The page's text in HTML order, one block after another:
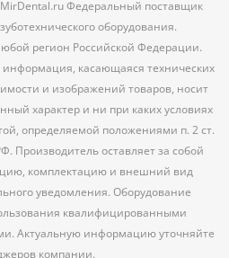
Федеральный поставщик
оборудования.
регион Российской Федерации.
информация, касающаяся технических
и изображений товаров, носит
характер и ни при каких условиях
определяемой положениями п. 2 ст.
Производитель оставляет за собой
комплектацию и внешний вид
уведомления. Оборудование
квалифицированными
Актуальную информацию уточняйте
компании.